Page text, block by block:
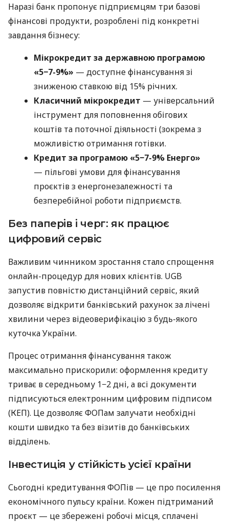
Наразі банк пропонує підприємцям три базові
фінансові продукти, розроблені під конкретні
завдання бізнесу:
Мікрокредит за державною програмою
«5−7-9%» — доступне фінансування зі
зниженою ставкою від 15% річних.
Класичний мікрокредит — універсальний
інструмент для поповнення обігових
коштів та поточної діяльності (зокрема з
можливістю отримання готівки.
Кредит за програмою «5−7-9% Енерго»
— пільгові умови для фінансування
проєктів з енергонезалежності та
безперебійної роботи підприємств.
Без паперів і черг: як працює
цифровий сервіс
Важливим чинником зростання стало спрощення
онлайн-процедур для нових клієнтів. UGB
запустив повністю дистанційний сервіс, який
дозволяє відкрити банківський рахунок за лічені
хвилини через відеоверифікацію з будь-якого
куточка України.
Процес отримання фінансування також
максимально прискорили: оформлення кредиту
триває в середньому 1−2 дні, а всі документи
підписуються електронним цифровим підписом
(КЕП). Це дозволяє ФОПам залучати необхідні
кошти швидко та без візитів до банківських
відділень.
Інвестиція у стійкість усієї країни
Сьогодні кредитування ФОПів — це про посилення
економічного пульсу країни. Кожен підтриманий
проєкт — це збережені робочі місця, сплачені